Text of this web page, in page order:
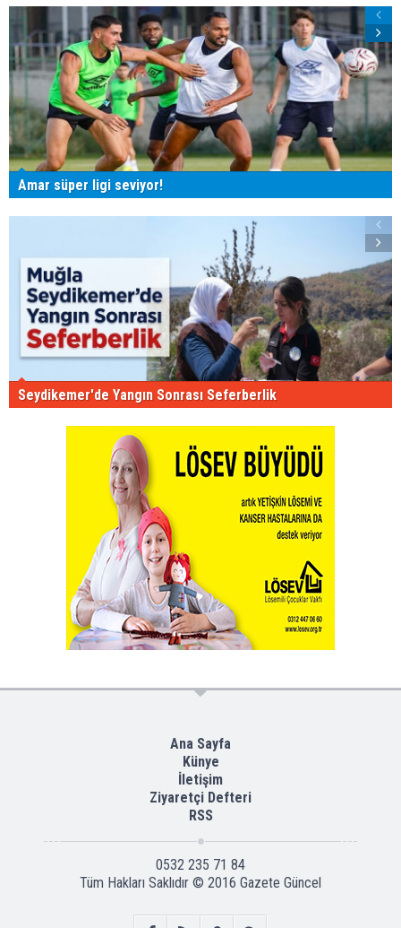
Amar süper ligi seviyor!
Seydikemer'de Yangın Sonrası Seferberlik
Ana Sayfa
Künye
İletişim
Ziyaretçi Defteri
RSS
0532 235 71 84
Tüm Hakları Saklıdır © 2016 Gazete Güncel